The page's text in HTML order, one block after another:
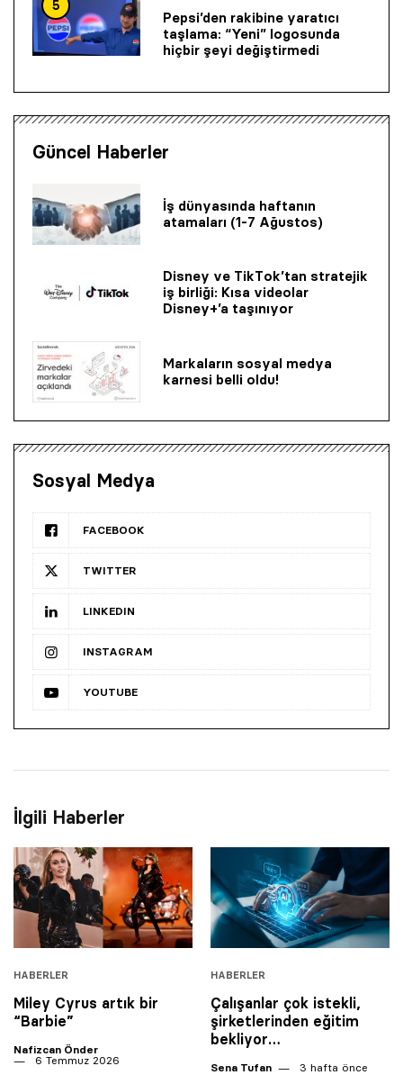
5
Pepsi’den rakibine yaratıcı
taşlama: “Yeni” logosunda
hiçbir şeyi değiştirmedi
Güncel Haberler
İş dünyasında haftanın
atamaları (1-7 Ağustos)
Disney ve TikTok’tan stratejik
iş birliği: Kısa videolar
Disney+’a taşınıyor
Markaların sosyal medya
karnesi belli oldu!
Sosyal Medya
FACEBOOK
TWITTER
LINKEDIN
INSTAGRAM
YOUTUBE
İlgili Haberler
HABERLER
Miley Cyrus artık bir
“Barbie”
Nafizcan Önder
6 Temmuz 2026
HABERLER
Çalışanlar çok istekli,
şirketlerinden eğitim
bekliyor…
Sena Tufan 3 hafta önce